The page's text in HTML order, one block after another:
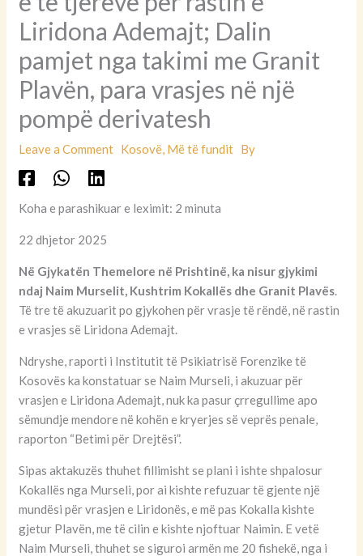
Liridona Ademajt; Dalin
pamjet nga takimi me Granit
Plavën, para vrasjes në një
pompë derivatesh
Leave a Comment Kosovë, Më të fundit By
Koha e parashikuar e leximit: 2 minuta
22 dhjetor 2025
Në Gjykatën Themelore në Prishtinë, ka nisur gjykimi
ndaj Naim Murselit, Kushtrim Kokallës dhe Granit Plavës.
Të tre të akuzuarit po gjykohen për vrasje të rëndë, në rastin
e vrasjes së Liridona Ademajt.
Ndryshe, raporti i Institutit të Psikiatrisë Forenzike të
Kosovës ka konstatuar se Naim Murseli, i akuzuar për
vrasjen e Liridona Ademajt, nuk ka pasur çrregullime apo
sëmundje mendore në kohën e kryerjes së veprës penale,
raporton “Betimi për Drejtësi”.
Sipas aktakuzës thuhet fillimisht se plani i ishte shpalosur
Kokallës nga Murseli, por ai kishte refuzuar të gjente një
mundësi për vrasjen e Liridonës, e më pas Kokalla kishte
gjetur Plavën, me të cilin e kishte njoftuar Naimin. E vetë
Naim Murseli, thuhet se siguroi armën me 20 fishekë, nga i